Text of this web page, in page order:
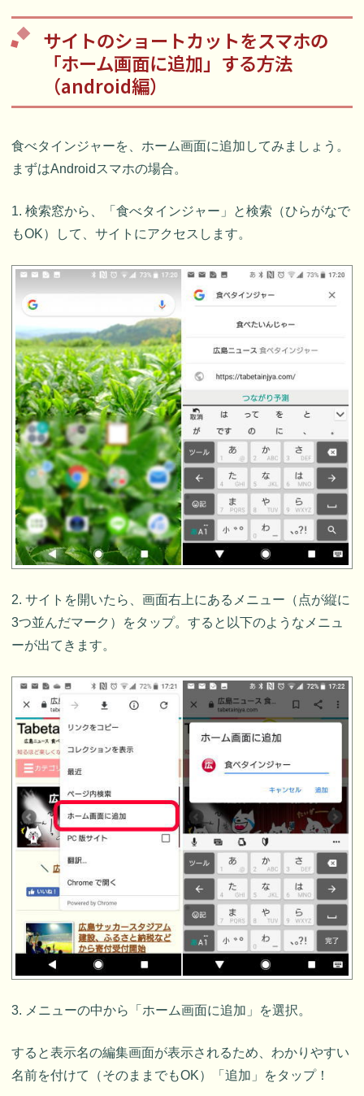
サイトのショートカットをスマホの
「ホーム画面に追加」する方法
（android編）
食べタインジャーを、ホーム画面に追加してみましょう。
まずはAndroidスマホの場合。
1. 検索窓から、「食べタインジャー」と検索（ひらがなで
もOK）して、サイトにアクセスします。
2. サイトを開いたら、画面右上にあるメニュー（点が縦に
3つ並んだマーク）をタップ。すると以下のようなメニュ
ーが出てきます。
3. メニューの中から「ホーム画面に追加」を選択。
すると表示名の編集画面が表示されるため、わかりやすい
名前を付けて（そのままでもOK）「追加」をタップ！